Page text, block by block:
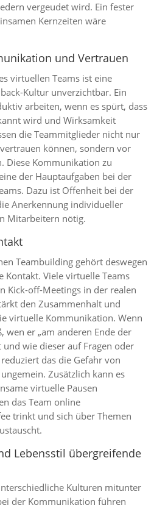
vergeudet wird. Ein fester
Kernzeiten wäre
und Vertrauen
virtuellen Teams ist eine
Kultur unverzichtbar. Ein
arbeiten, wenn es spürt, dass
wird und Wirksamkeit
die Teammitglieder nicht nur
können, sondern vor
Diese Kommunikation zu
der Hauptaufgaben bei der
Dazu ist Offenheit bei der
Anerkennung individueller
Mitarbeitern nötig.
Teambuilding gehört deswegen
Kontakt. Viele virtuelle Teams
Kick-off-Meetings in der realen
den Zusammenhalt und
virtuelle Kommunikation. Wenn
wen er „am anderen Ende der
und wie dieser auf Fragen oder
das die Gefahr von
Zusätzlich kann es
virtuelle Pausen
das Team online
trinkt und sich über Themen
Lebensstil übergreifende
Kulturen mitunter
der Kommunikation führen